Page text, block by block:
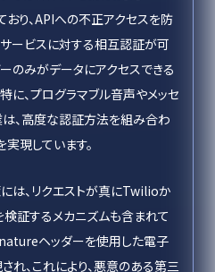
り、APIへの不正アクセスを防
サービスに対する相互認証が可
のみがデータにアクセスできる
に、プログラマブル音声やメッセ
、高度な認証方法を組み合わ
現しています。
は、リクエストが真にTwilioか
証するメカニズムも含まれて
ヘッダーを使用した電子
れ、これにより、悪意のある第三